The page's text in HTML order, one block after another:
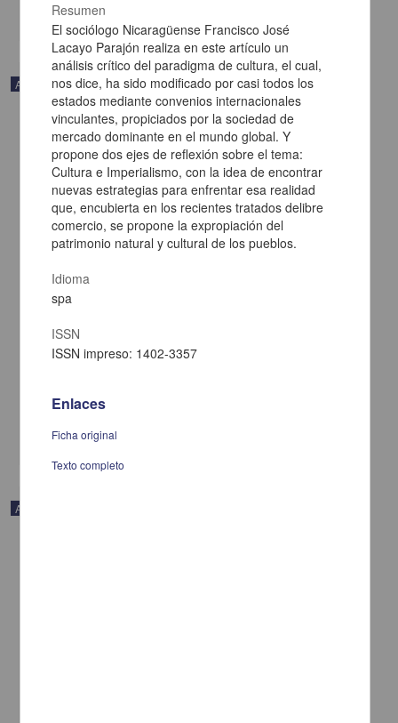
Artículo
Alonso, Rodolfo - Centro de Investigaciones sobre América Latina y
Multidisciplina
Artículo
Resumen
El sociólogo Nicaragüense Francisco José
Lacayo Parajón realiza en este artículo un
análisis crítico del paradigma de cultura, el cual,
nos dice, ha sido modificado por casi todos los
estados mediante convenios internacionales
vinculantes, propiciados por la sociedad de
mercado dominante en el mundo global. Y
propone dos ejes de reflexión sobre el tema:
Cultura e Imperialismo, con la idea de encontrar
nuevas estrategias para enfrentar esa realidad
que, encubierta en los recientes tratados delibre
comercio, se propone la expropiación del
patrimonio natural y cultural de los pueblos.
Idioma
spa
ISSN
ISSN impreso: 1402-3357
Enlaces
Ficha original
Texto completo